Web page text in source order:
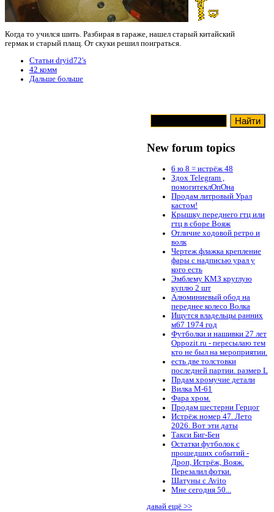
Когда то учился шить. Разбирая в гараже, нашел старый китайский
гермак и старый плащ. От скуки решил поиграться.
Статьи dryid72's
42 комм
Дальше больше
New forum topics
6 ю 8 = истрёж 48
Здох Telegram ,
помогитеклОпОна
Продам литровый Урал
кастом!
Крышку переднего гтц или
гтц в сборе Вояж
Отличие ходовой ретро и
волк
Чертеж флажка крепление
фары с надписью урал у
кого есть
Эмблему КМЗ круглую
куплю 2 шт
Алюминиевый обод на
переднее колесо Волка
Ищутся владельцы ранних
м67 1974 год
Футболки и нашивки 27 лет
Oppozit.ru - пересылаю тем
кто не был на мероприятии.
есть две толстовки
последней партии. размер L
Прдам хромучие детали
Вилка М-61
Фара хром.
Продам шестерни Герцог
Истрёж номер 47. Лето
2026. Вот эти даты
Такси Биг-Бен
Остатки футболок с
прошедших событий -
Дроп, Истрёж, Вояж.
Перезалил фотки.
Шатуны с Avito
Мне сегодня 50...
давай ещё >>